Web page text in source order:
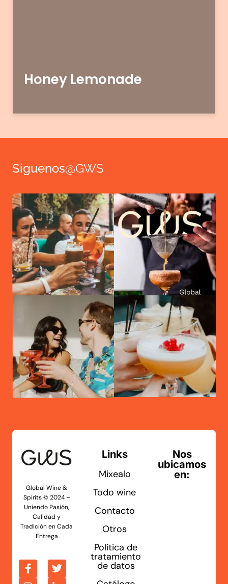
Honey Lemonade
Siguenos@GWS
Global Wine &
Spirits © 2024 –
Uniendo Pasión,
Calidad y
Tradición en Cada
Entrega
Links
Mixealo
Todo wine
Contacto
Otros
Política de
tratamiento
de datos
Nos
ubicamos
en: